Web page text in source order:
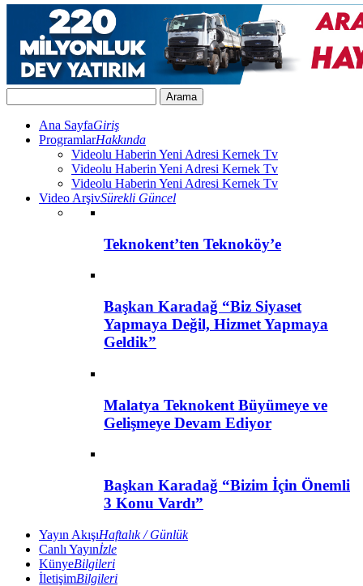
Ana SayfaGiriş
ProgramlarHakkında
Videolu Haberin Yeni Adresi Kernek Tv
Videolu Haberin Yeni Adresi Kernek Tv
Videolu Haberin Yeni Adresi Kernek Tv
Video ArşivSürekli Güncel
Teknokent’ten Teknoköy’e
Başkan Karadağ “Biz Siyaset
Yapmaya Değil, Hizmet Yapmaya
Geldik”
Malatya Teknokent Büyümeye ve
Gelişmeye Devam Ediyor
Başkan Karadağ “Bizim İçin Önemli
3 Konu Vardı”
Yayın AkışıHaftalık / Günlük
Canlı Yayınİzle
KünyeBilgileri
İletişimBilgileri